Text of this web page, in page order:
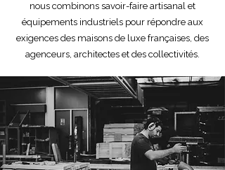
nous combinons savoir-faire artisanal et
équipements industriels pour répondre aux
exigences des maisons de luxe françaises, des
agenceurs, architectes et des collectivités.